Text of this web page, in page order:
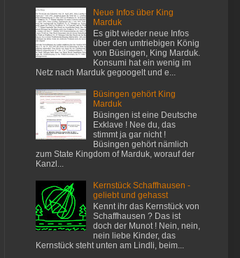
Neue Infos über King
Marduk
Es gibt wieder neue Infos
über den umtriebigen König
von Büsingen, King Marduk.
Konsumi hat ein wenig im
Netz nach Marduk gegoogelt und e...
Büsingen gehört King
Marduk
Büsingen ist eine Deutsche
Exklave ! Nee du, das
stimmt ja gar nicht !
Büsingen gehört nämlich
zum State Kingdom of Marduk, worauf der
Kanzl...
Kernstück Schaffhausen -
geliebt und gehasst
Kennt ihr das Kernstück von
Schaffhausen ? Das ist
doch der Munot ! Nein, nein,
nein liebe Kinder, das
Kernstück steht unten am Lindli, beim...